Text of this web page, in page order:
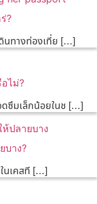
?
นทางท่องเที่ย […]
ไม่?
ดซึมเล็กน้อยในช […]
บาง?
นเคสที […]